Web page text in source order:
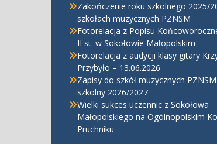
Zakończenie roku szkolnego 2025/
szkołach muzycznych PZNSM
Fotorelacja z Popisu
II st. w Sokołowie Małopolskim
Fotorelacja z audycji klasy gitary
Przybyło – 13.06.2026
Zapisy do szkół muzycznych
szkolny 2026/2027
Wielki sukces uczennic z Sokołowa
Małopolskiego na Ogólnopolskim
Pruchniku